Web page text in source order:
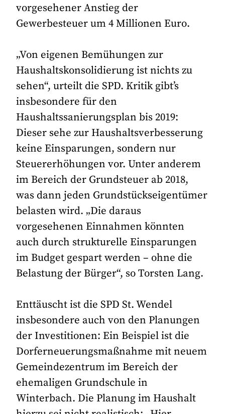
vorgesehener Anstieg der
Gewerbesteuer um 4 Millionen Euro.
„Von eigenen Bemühungen zur
Haushaltskonsolidierung ist nichts zu
sehen“, urteilt die SPD. Kritik gibt’s
insbesondere für den
Haushaltssanierungsplan bis 2019:
Dieser sehe zur Haushaltsverbesserung
keine Einsparungen, sondern nur
Steuererhöhungen vor. Unter anderem
im Bereich der Grundsteuer ab 2018,
was dann jeden Grundstückseigentümer
belasten wird. „Die daraus
vorgesehenen Einnahmen könnten
auch durch strukturelle Einsparungen
im Budget gespart werden – ohne die
Belastung der Bürger“, so Torsten Lang.
Enttäuscht ist die SPD St. Wendel
insbesondere auch von den Planungen
der Investitionen: Ein Beispiel ist die
Dorferneuerungsmaßnahme mit neuem
Gemeindezentrum im Bereich der
ehemaligen Grundschule in
Winterbach. Die Planung im Haushalt